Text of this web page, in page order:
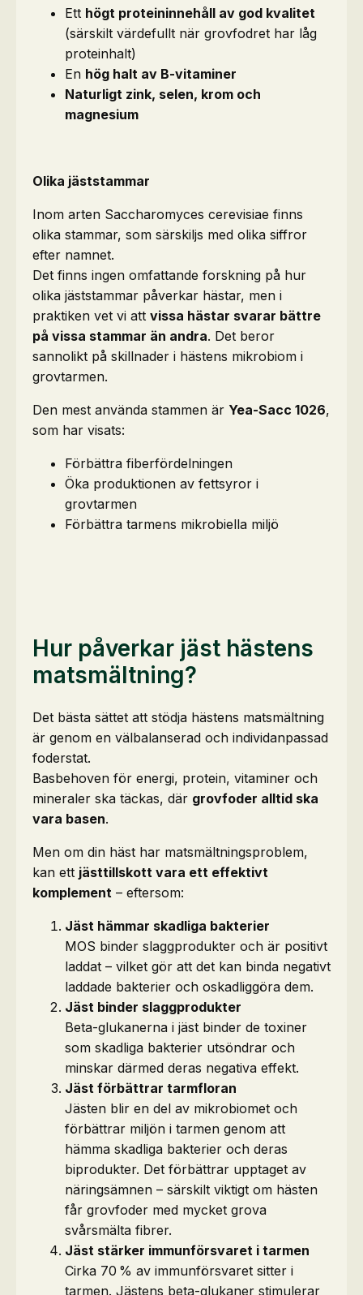
Ett högt proteininnehåll av god kvalitet
(särskilt värdefullt när grovfodret har låg
proteinhalt)
En hög halt av B-vitaminer
Naturligt zink, selen, krom och
magnesium
Olika jäststammar
Inom arten Saccharomyces cerevisiae finns
olika stammar, som särskiljs med olika siffror
efter namnet.
Det finns ingen omfattande forskning på hur
olika jäststammar påverkar hästar, men i
praktiken vet vi att vissa hästar svarar bättre
på vissa stammar än andra. Det beror
sannolikt på skillnader i hästens mikrobiom i
grovtarmen.
Den mest använda stammen är Yea-Sacc 1026,
som har visats:
Förbättra fiberfördelningen
Öka produktionen av fettsyror i
grovtarmen
Förbättra tarmens mikrobiella miljö
Hur påverkar jäst hästens
matsmältning?
Det bästa sättet att stödja hästens matsmältning
är genom en välbalanserad och individanpassad
foderstat.
Basbehoven för energi, protein, vitaminer och
mineraler ska täckas, där grovfoder alltid ska
vara basen.
Men om din häst har matsmältningsproblem,
kan ett jästtillskott vara ett effektivt
komplement – eftersom:
Jäst hämmar skadliga bakterier
MOS binder slaggprodukter och är positivt
laddat – vilket gör att det kan binda negativt
laddade bakterier och oskadliggöra dem.
Jäst binder slaggprodukter
Beta-glukanerna i jäst binder de toxiner
som skadliga bakterier utsöndrar och
minskar därmed deras negativa effekt.
Jäst förbättrar tarmfloran
Jästen blir en del av mikrobiomet och
förbättrar miljön i tarmen genom att
hämma skadliga bakterier och deras
biprodukter. Det förbättrar upptaget av
näringsämnen – särskilt viktigt om hästen
får grovfoder med mycket grova
svårsmälta fibrer.
Jäst stärker immunförsvaret i tarmen
Cirka 70 % av immunförsvaret sitter i
tarmen. Jästens beta-glukaner stimulerar